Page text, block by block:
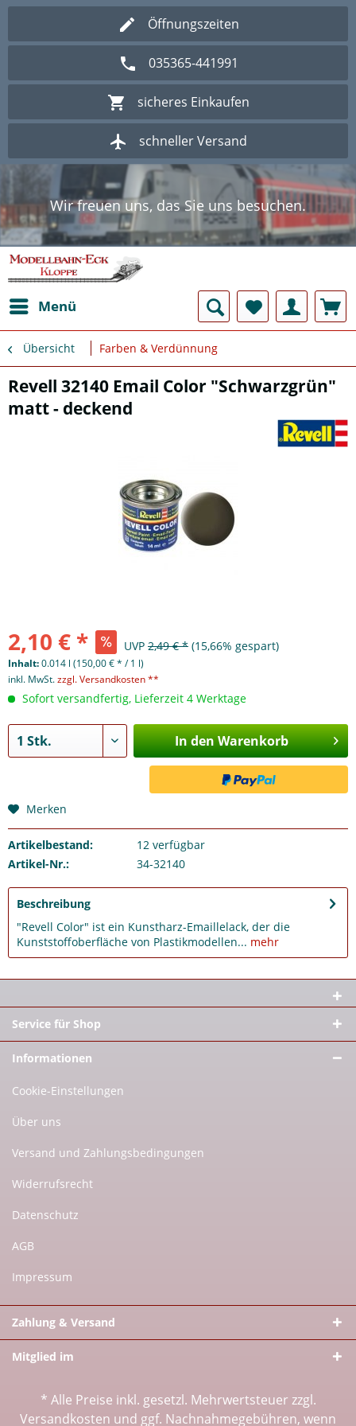
Öffnungszeiten
035365-441991
sicheres Einkaufen
schneller Versand
Wir freuen uns, das Sie uns besuchen.
Herzlich Willkommen im Onlineshop
Modellbahn - Eck Kloppe.
Wir freuen uns, das Sie uns besuchen.
Herzlich Willkommen im Onlineshop
Modellbahn - Eck Kloppe.
Menü
Übersicht Farben & Verdünnung
Revell 32140 Email Color "Schwarzgrün"
matt - deckend
2,10 € * UVP 2,49 € * (15,66% gespart)
Inhalt:0.014 l (150,00 € * / 1 l)
inkl. MwSt.zzgl. Versandkosten **
Sofort versandfertig, Lieferzeit 4 Werktage
In den Warenkorb
Merken
Artikelbestand: 12verfügbar
Artikel-Nr.:
34-32140
Beschreibung
"Revell Color" ist ein Kunstharz-Emaillelack, der die
Kunststoffoberfläche von Plastikmodellen... mehr
Service für Shop
Informationen
Cookie-Einstellungen
Über uns
Versand und Zahlungsbedingungen
Widerrufsrecht
Datenschutz
AGB
Impressum
Zahlung & Versand
Mitglied im
* Alle Preise inkl. gesetzl. Mehrwertsteuer zzgl.
Versandkosten und ggf. Nachnahmegebühren, wenn